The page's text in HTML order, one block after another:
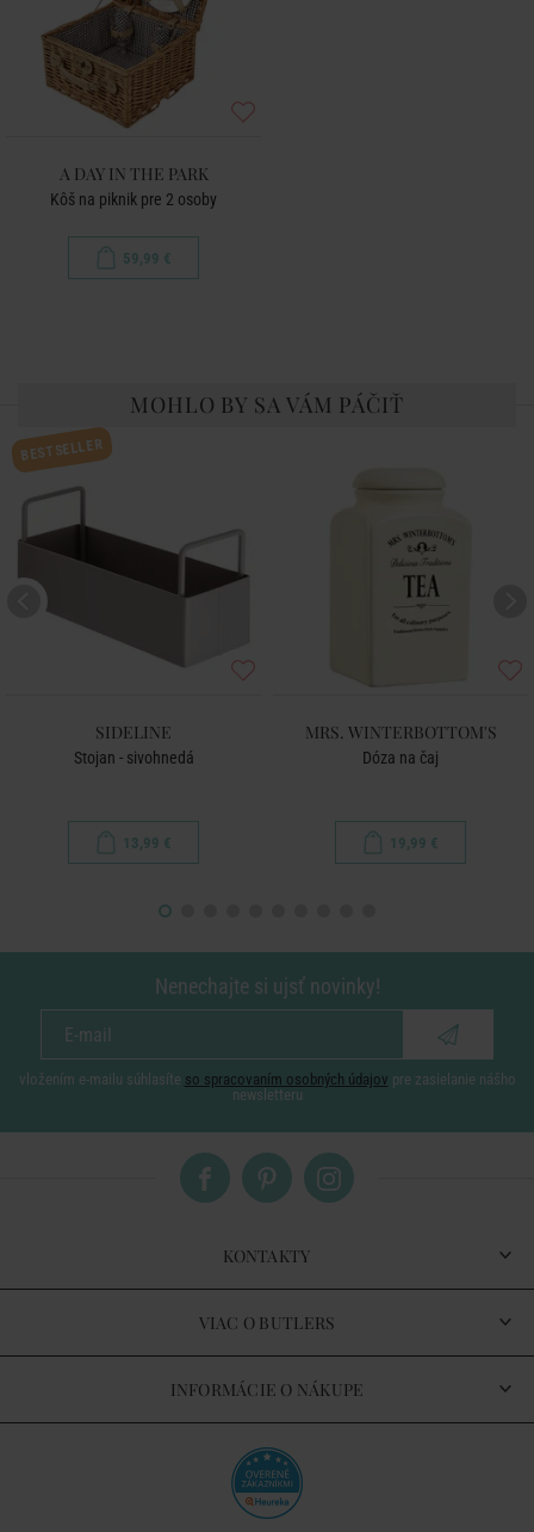
A DAY IN THE PARK
Kôš na piknik pre 2 osoby
59,99 €
MOHLO BY SA VÁM PÁČIŤ
BESTSELLER
SIDELINE
Stojan - sivohnedá
13,99 €
MRS. WINTERBOTTOM'S
Dóza na čaj
19,99 €
Nenechajte si ujsť novinky!
vložením e-mailu súhlasíte so spracovaním osobných údajov pre zasielanie nášho
newsletteru
KONTAKTY
VIAC O BUTLERS
INFORMÁCIE O NÁKUPE